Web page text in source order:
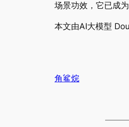
场景功效，它已成
本文由AI大模型
角鲨烷